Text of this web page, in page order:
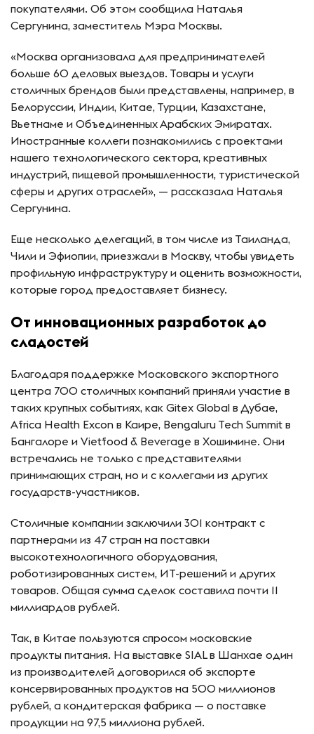
покупателями. Об этом сообщила Наталья
Сергунина, заместитель Мэра Москвы.
«Москва организовала для предпринимателей
больше 60 деловых выездов. Товары и услуги
столичных брендов были представлены, например, в
Белоруссии, Индии, Китае, Турции, Казахстане,
Вьетнаме и Объединенных Арабских Эмиратах.
Иностранные коллеги познакомились с проектами
нашего технологического сектора, креативных
индустрий, пищевой промышленности, туристической
сферы и других отраслей», — рассказала Наталья
Сергунина.
Еще несколько делегаций, в том числе из Таиланда,
Чили и Эфиопии, приезжали в Москву, чтобы увидеть
профильную инфраструктуру и оценить возможности,
которые город предоставляет бизнесу.
От инновационных разработок до
сладостей
Благодаря поддержке Московского экспортного
центра 700 столичных компаний приняли участие в
таких крупных событиях, как Gitex Global в Дубае,
Africa Health Excon в Каире, Bengaluru Tech Summit в
Бангалоре и Vietfood & Beverage в Хошимине. Они
встречались не только с представителями
принимающих стран, но и с коллегами из других
государств-участников.
Столичные компании заключили 301 контракт с
партнерами из 47 стран на поставки
высокотехнологичного оборудования,
роботизированных систем, ИТ-решений и других
товаров. Общая сумма сделок составила почти 11
миллиардов рублей.
Так, в Китае пользуются спросом московские
продукты питания. На выставке SIAL в Шанхае один
из производителей договорился об экспорте
консервированных продуктов на 500 миллионов
рублей, а кондитерская фабрика — о поставке
продукции на 97,5 миллиона рублей.